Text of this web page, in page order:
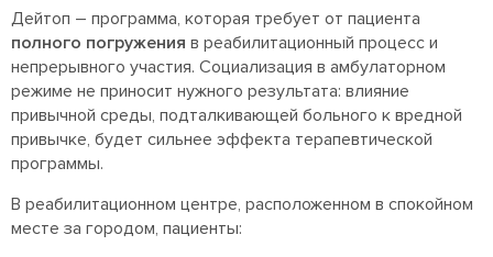
Дейтоп – программа, которая требует от пациента
полного погружения в реабилитационный процесс и
непрерывного участия. Социализация в амбулаторном
режиме не приносит нужного результата: влияние
привычной среды, подталкивающей больного к вредной
привычке, будет сильнее эффекта терапевтической
программы.
В реабилитационном центре, расположенном в спокойном
месте за городом, пациенты: